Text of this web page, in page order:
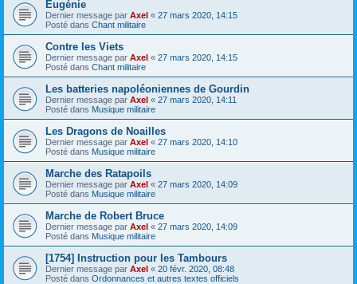
Eugénie
Dernier message par Axel « 27 mars 2020, 14:15
Posté dans Chant militaire
Contre les Viets
Dernier message par Axel « 27 mars 2020, 14:15
Posté dans Chant militaire
Les batteries napoléoniennes de Gourdin
Dernier message par Axel « 27 mars 2020, 14:11
Posté dans Musique militaire
Les Dragons de Noailles
Dernier message par Axel « 27 mars 2020, 14:10
Posté dans Musique militaire
Marche des Ratapoils
Dernier message par Axel « 27 mars 2020, 14:09
Posté dans Musique militaire
Marche de Robert Bruce
Dernier message par Axel « 27 mars 2020, 14:09
Posté dans Musique militaire
[1754] Instruction pour les Tambours
Dernier message par Axel « 20 févr. 2020, 08:48
Posté dans Ordonnances et autres textes officiels